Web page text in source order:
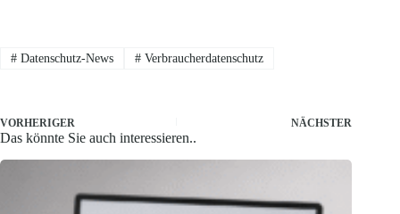
#Datenschutz-News #Verbraucherdatenschutz
VORHERIGER NÄCHSTER
Das könnte Sie auch interessieren..